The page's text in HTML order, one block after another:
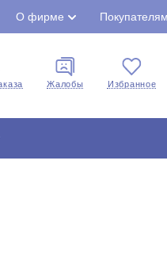
О фирме Покупателям
Жалобы Избранное